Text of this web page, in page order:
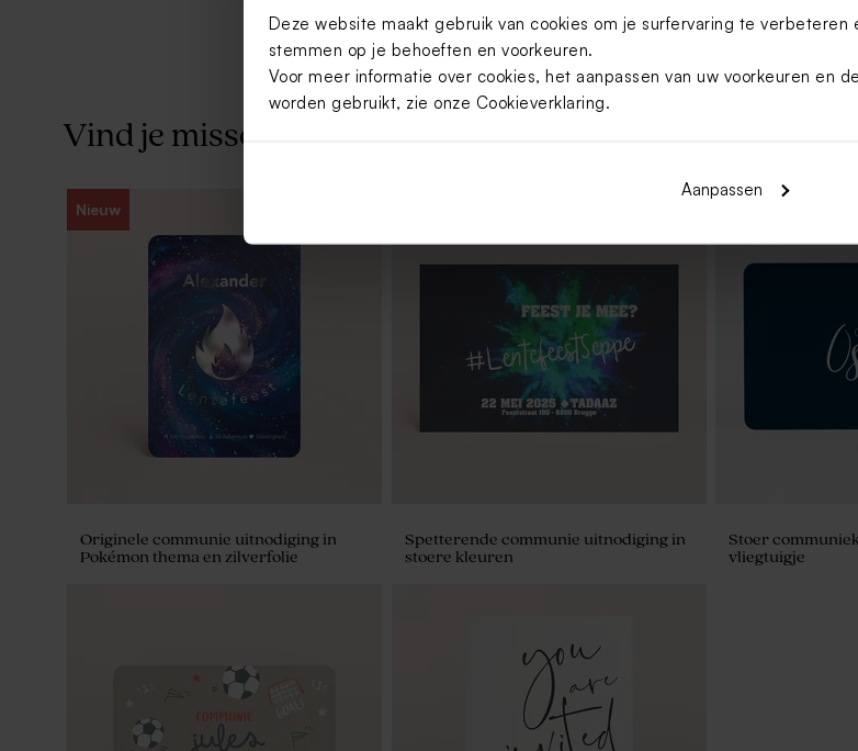
Deze website maakt gebruik van cookies om je surfervaring te
stemmen op je behoeften en voorkeuren.
Voor meer informatie over cookies, het aanpassen van uw voorkeuren en
worden gebruikt, zie onze Cookieverklaring.
Aanpassen
Houten potlood met beige molentje Droogbloemboeketje wit (12 cm)
Beige lint katoen small Beige lint katoen large
Vind je misschien ook leuk
Nieuw
Originele communie uitnodiging in
Pokémon thema en zilverfolie
Spetterende communie uitnodiging in
stoere kleuren
Stoer
vliegtuigje